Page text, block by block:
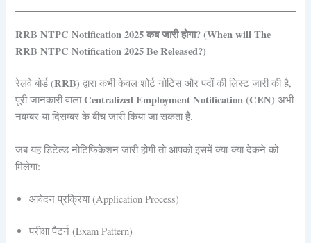
RRB NTPC Notification 2025 कब जारी होगा? (When will The
RRB NTPC Notification 2025 Be Released?)
रेलवे बोर्ड (RRB) द्वारा कभी केवल शोर्ट नोटिस और पदों की लिस्ट जारी की है,
पूरी जानकारी वालाCentralized Employment Notification (CEN) अभी
नवम्बर या दिसम्बर के बीच जारी किया जा सकता है.
जब यह डिटेल्ड नोटिफिकेशन जारी होगी तो आपको इसमें क्या-क्या देकने को
मिलेगा:
आवेदन प्रक्रिया (Application Process)
परीक्षा पैटर्न (Exam Pattern)